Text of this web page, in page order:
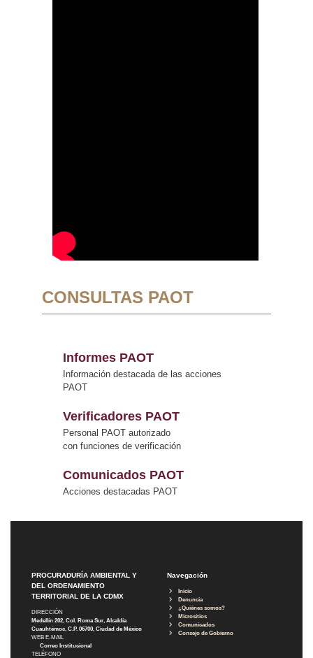
CONSULTAS PAOT
Informes PAOT
Información destacada de las acciones
PAOT
Verificadores PAOT
Personal PAOT autorizado
con funciones de verificación
Comunicados PAOT
Acciones destacadas PAOT
PROCURADURÍA AMBIENTAL Y
DEL ORDENAMIENTO
TERRITORIAL DE LA CDMX
DIRECCIÓN
Medellín 202, Col. Roma Sur, Alcaldía
Cuauhtémoc, C.P. 06700, Ciudad de México
WEB E-MAIL
Correo Institucional
TELÉFONO
Navegación
Inicio
Denuncia
¿Quiénes somos?
Micrositios
Comunicados
Consejo de Gobierno